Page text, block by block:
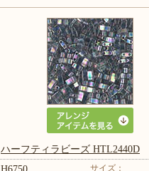
ハーフティラビーズ HTL2440D
サイズ：